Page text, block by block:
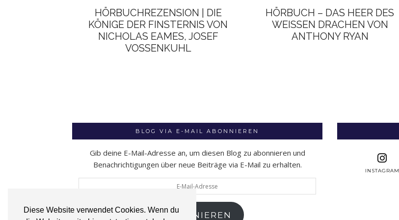
Diese Website verwendet Cookies. Wenn du
HÖRBUCHREZENSION | DIE
KÖNIGE DER FINSTERNIS VON
NICHOLAS EAMES, JOSEF
VOSSENKUHL
HÖRBUCH – DAS HEER DES
WEISSEN DRACHEN VON A
NTHONY RYAN
BLOG VIA E-MAIL ABONNIEREN
Gib deine E-Mail-Adresse an, um diesen Blog zu abonnieren und
Benachrichtigungen über neue Beiträge via E-Mail zu erhalten.
Adresse
ABONNIEREN
INSTAGRAM